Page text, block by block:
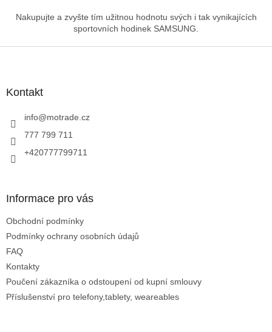
Nakupujte a zvyšte tím užitnou hodnotu svých i tak vynikajících
sportovních hodinek SAMSUNG.
Kontakt
info@motrade.cz
777 799 711
+420777799711
Informace pro vás
Obchodní podmínky
Podmínky ochrany osobních údajů
FAQ
Kontakty
Poučení zákazníka o odstoupení od kupní smlouvy
Příslušenství pro telefony,tablety, weareables